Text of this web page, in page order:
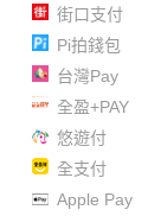
街口支付
Pi拍錢包
台灣Pay
全盈+PAY
悠遊付
全支付
Apple Pay